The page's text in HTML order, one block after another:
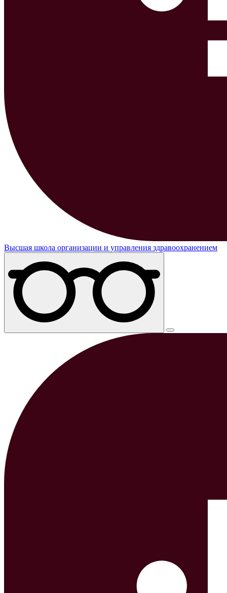
Высшая школа организации и управления здравоохранением